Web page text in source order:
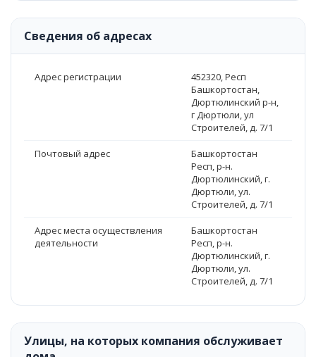
Сведения об адресах
Адрес регистрации
452320, Респ
Башкортостан,
Дюртюлинский р-н,
г Дюртюли, ул
Строителей, д. 7/1
Почтовый адрес
Башкортостан
Респ, р-н.
Дюртюлинский, г.
Дюртюли, ул.
Строителей, д. 7/1
Адрес места осуществления
деятельности
Башкортостан
Респ, р-н.
Дюртюлинский, г.
Дюртюли, ул.
Строителей, д. 7/1
Улицы, на которых компания обслуживает